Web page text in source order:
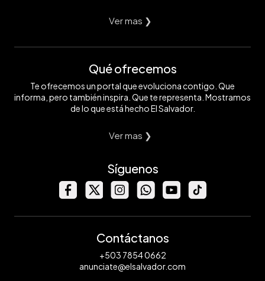
Ver mas ❯
Qué ofrecemos
Te ofrecemos un portal que evoluciona contigo. Que
informa, pero también inspira. Que te representa. Mostramos
de lo que está hecho El Salvador.
Ver mas ❯
Síguenos
Contáctanos
+503 7854 0662
anunciate@elsalvador.com